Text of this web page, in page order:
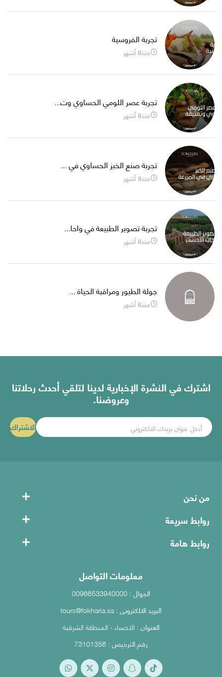
تجربة الفروسية
منذ8 أشهر
تجربة عصر اللومي الحساوي وت...
منذ8 أشهر
تجربة صنع الخبز الحساوي في ...
منذ8 أشهر
تجربة تصوير الطبيعة في واحا...
منذ8 أشهر
جولة الطيور ومراقبة الحياة ...
منذ8 أشهر
اشترك في النشرة الإخبارية لدينا لتلقي أحدث رحلاتنا
وعروضنا.
الاشتراك
من نحن
روابط سريعة
روابط هامة
معلومات التواصل
الجوال : 00966533940000
البريد الالكترونى :tours@fokharia.sa
العنوان : الاحساء - المنطقة الشرقية
رقم الترخيص : 73101356